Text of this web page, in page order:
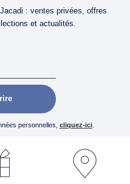
: ventes privées, offres
et actualités.
personnelles, cliquez-ici.